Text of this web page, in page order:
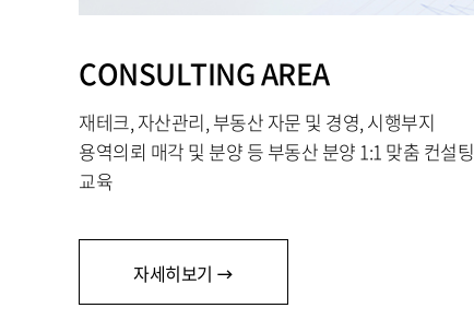
CONSULTING AREA
재테크, 자산관리, 부동산 자문 및 경영, 시행부지
용역의뢰 매각 및 분양 등 부동산 분양 1:1 맞춤 컨설팅
교육
자세히보기